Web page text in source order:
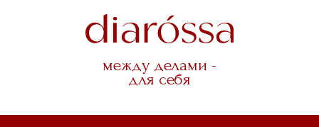
между делами -
для себя